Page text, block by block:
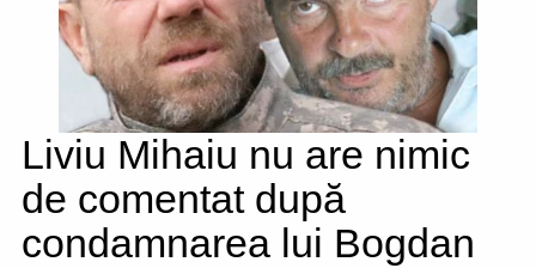
Liviu Mihaiu nu are nimic
de comentat după
condamnarea lui Bogdan